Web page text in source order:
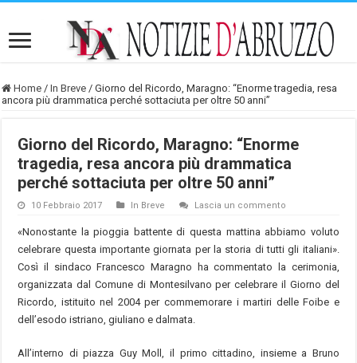
Home / In Breve / Giorno del Ricordo, Maragno: “Enorme tragedia, resa
ancora più drammatica perché sottaciuta per oltre 50 anni”
Giorno del Ricordo, Maragno: “Enorme
tragedia, resa ancora più drammatica
perché sottaciuta per oltre 50 anni”
10 Febbraio 2017 In Breve Lascia un commento
«Nonostante la pioggia battente di questa mattina abbiamo voluto
celebrare questa importante giornata per la storia di tutti gli italiani».
Così il sindaco Francesco Maragno ha commentato la cerimonia,
organizzata dal Comune di Montesilvano per celebrare il Giorno del
Ricordo, istituito nel 2004 per commemorare i martiri delle Foibe e
dell’esodo istriano, giuliano e dalmata.
All’interno di piazza Guy Moll, il primo cittadino, insieme a Bruno